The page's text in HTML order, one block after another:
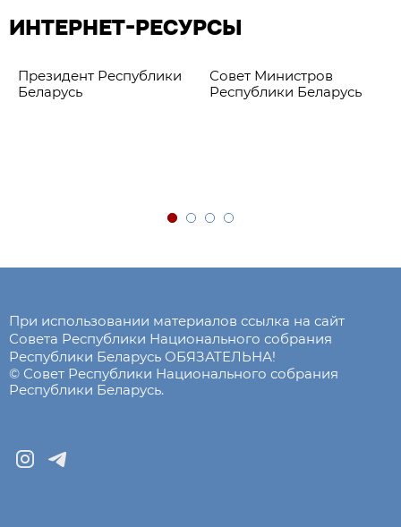
ИНТЕРНЕТ-РЕСУРСЫ
Президент Республики
Беларусь
Совет Министров
Республики Беларусь
При использовании материалов ссылка на сайт
Совета Республики Национального собрания
Республики Беларусь ОБЯЗАТЕЛЬНА!
© Совет Республики Национального собрания
Республики Беларусь.